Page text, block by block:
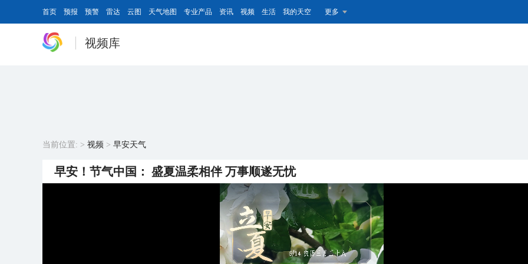
首页 预报 预警 雷达 云图 天气地图 专业产品 资讯 视频 生活 我的天空 更多
视频库
当前位置: > 视频 > 早安天气
早安！节气中国： 盛夏温柔相伴 万事顺遂无忧